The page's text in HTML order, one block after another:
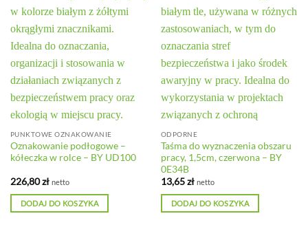
PUNKTOWE OZNAKOWANIE
Oznakowanie podłogowe –
kółeczka w rolce – BY UD100
226,80zł netto
DODAJ DO KOSZYKA
ODPORNE
Taśma do wyznaczenia obszaru
pracy, 1,5cm, czerwona – BY
0E34B
13,65zł netto
DODAJ DO KOSZYKA